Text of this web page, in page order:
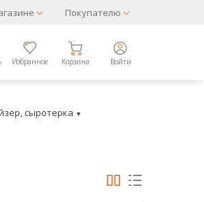
Покупателю
Избранное Корзина Войти
сыротерка ▼